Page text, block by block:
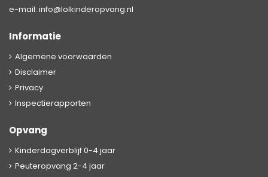
e-mail: info@lolkinderopvang.nl
Informatie
Algemene voorwaarden
Disclaimer
Privacy
Inspectierapporten
Opvang
Kinderdagverblijf 0-4 jaar
Peuteropvang 2-4 jaar